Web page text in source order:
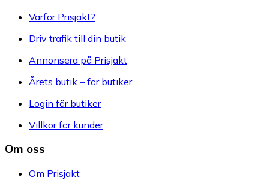
Varför Prisjakt?
Driv trafik till din butik
Annonsera på Prisjakt
Årets butik – för butiker
Login för butiker
Villkor för kunder
Om oss
Om Prisjakt